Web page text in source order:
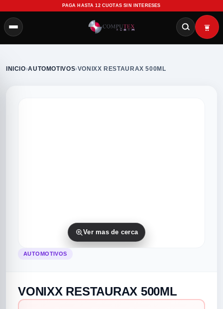
PAGA HASTA 12 CUOTAS SIN INTERESES
INICIO›AUTOMOTIVOS›VONIXX RESTAURAX 500ML
Ver mas de cerca
AUTOMOTIVOS
VONIXX RESTAURAX 500ML